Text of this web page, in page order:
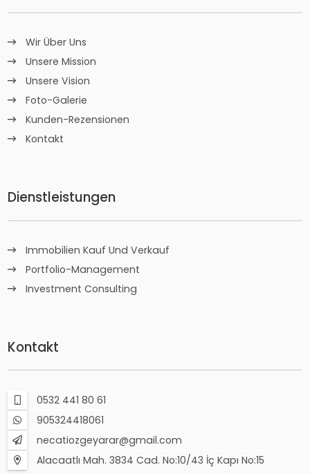
Wir Über Uns
Unsere Mission
Unsere Vision
Foto-Galerie
Kunden-Rezensionen
Kontakt
Dienstleistungen
Immobilien Kauf Und Verkauf
Portfolio-Management
Investment Consulting
Kontakt
0532 441 80 61
905324418061
necatiozgeyarar@gmail.com
Alacaatlı Mah. 3834 Cad. No:10/43 İç Kapı No:15